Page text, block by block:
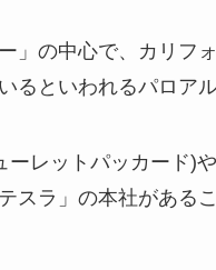
」の中心で、カリフ
るといわれるパロアル
ーレットパッカード)
スラ」の本社がある